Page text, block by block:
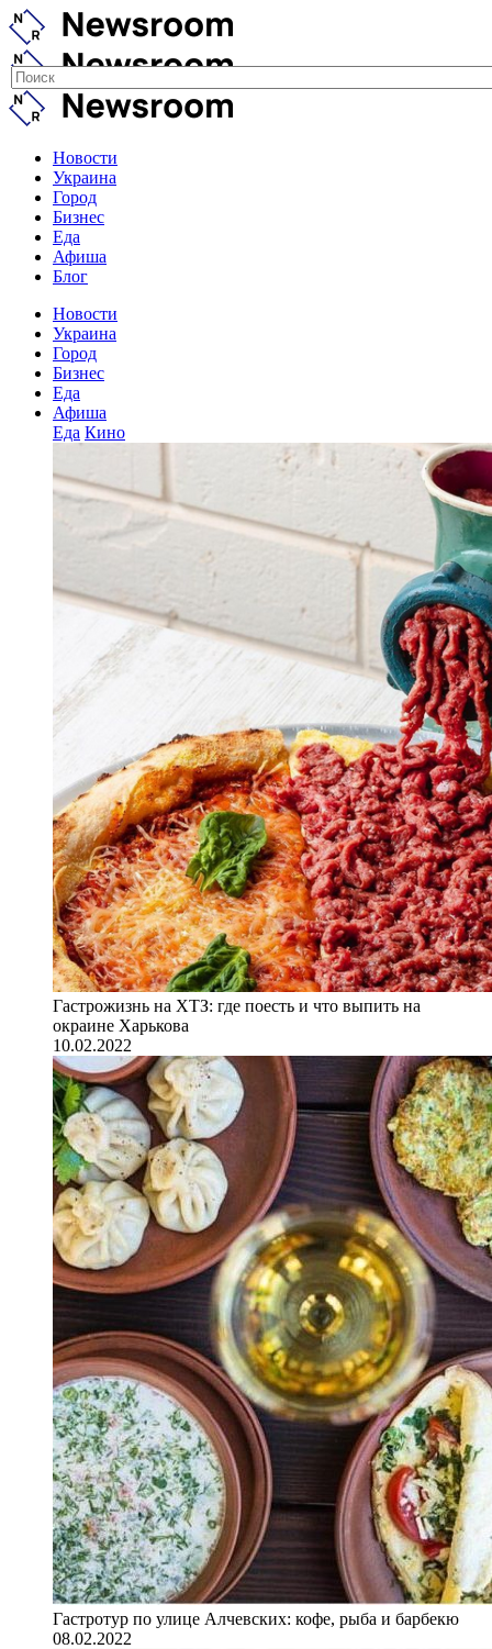
Новости
Украина
Город
Бизнес
Еда
Афиша
Блог
Новости
Украина
Город
Бизнес
Еда
Афиша
Еда Кино
Гастрожизнь на ХТЗ: где поесть и что выпить на
окраине Харькова
10.02.2022
Гастротур по улице Алчевских: кофе, рыба и барбекю
08.02.2022